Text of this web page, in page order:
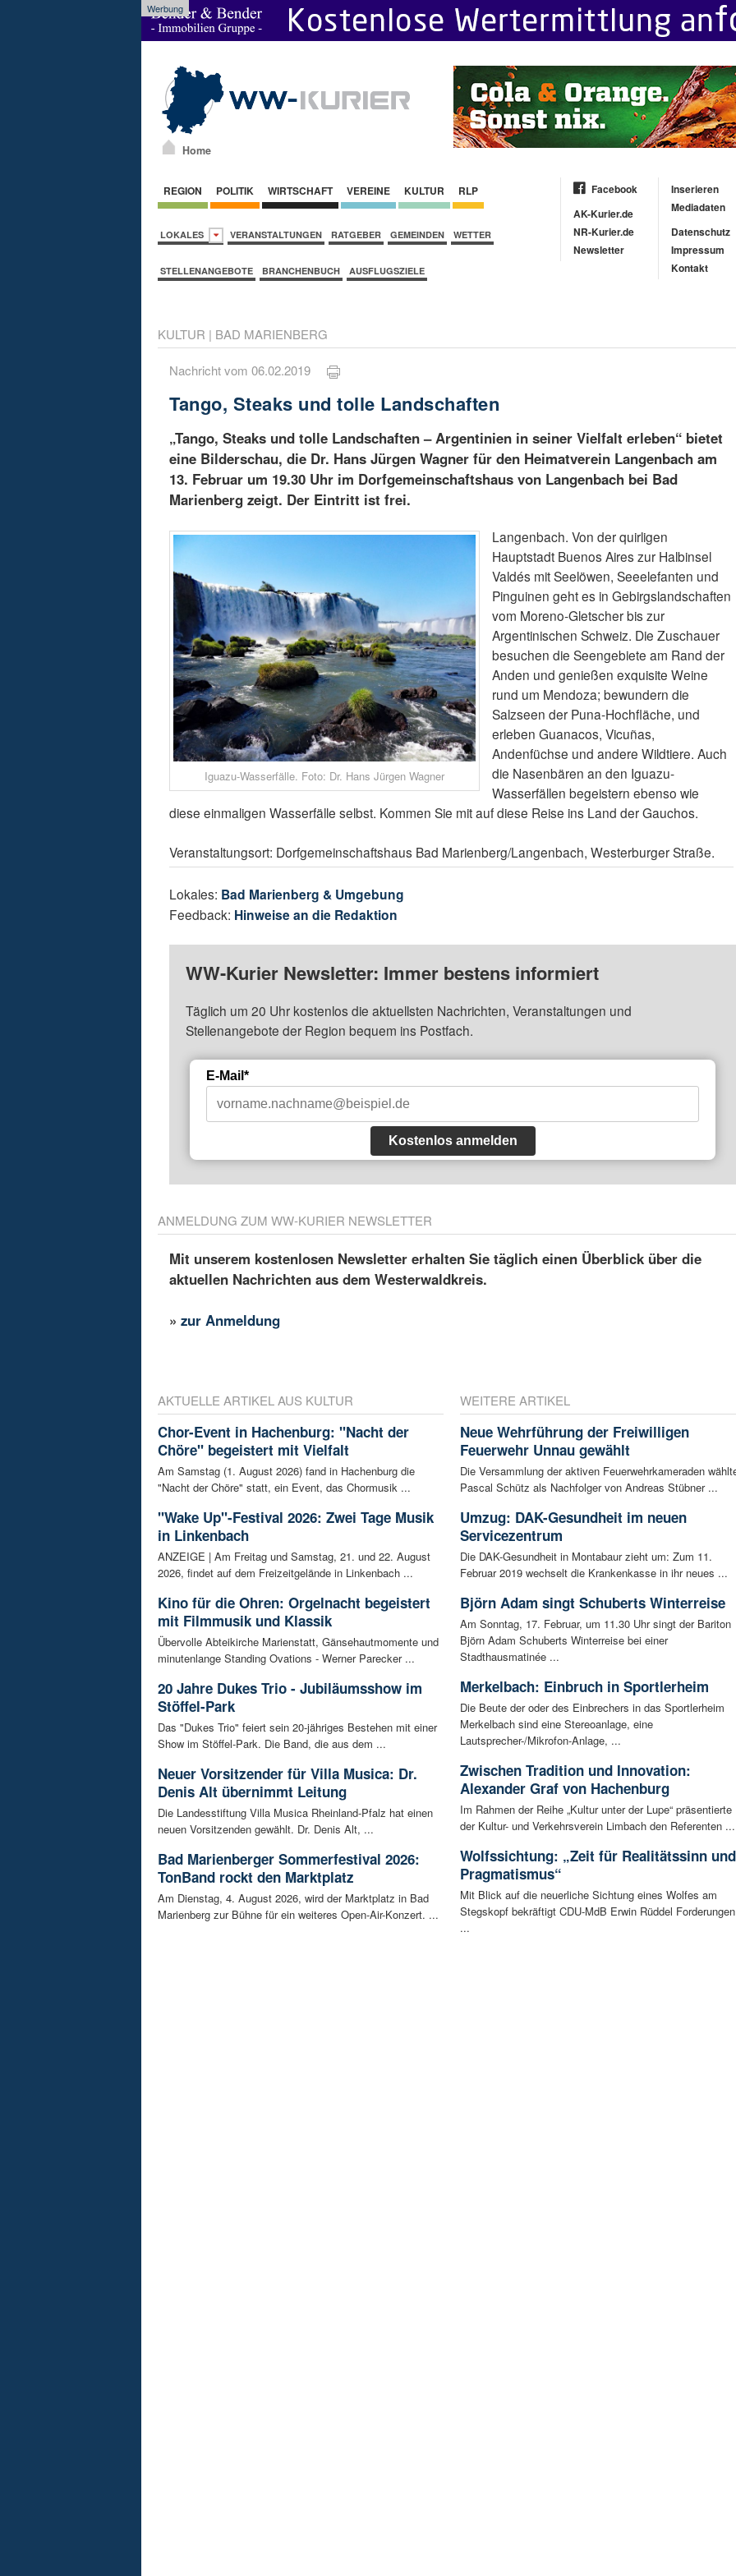
Werbung
Home
REGION POLITIK WIRTSCHAFT VEREINE KULTUR RLP
LOKALES VERANSTALTUNGEN RATGEBER GEMEINDEN WETTER
STELLENANGEBOTE BRANCHENBUCH AUSFLUGSZIELE
Facebook
AK-Kurier.de
NR-Kurier.de
Newsletter
Inserieren
Mediadaten
Datenschutz
Impressum
Kontakt
KULTUR | BAD MARIENBERG
Nachricht vom 06.02.2019
Tango, Steaks und tolle Landschaften
„Tango, Steaks und tolle Landschaften – Argentinien in seiner Vielfalt erleben“ bietet
eine Bilderschau, die Dr. Hans Jürgen Wagner für den Heimatverein Langenbach am
13. Februar um 19.30 Uhr im Dorfgemeinschaftshaus von Langenbach bei Bad
Marienberg zeigt. Der Eintritt ist frei.
Iguazu-Wasserfälle. Foto: Dr. Hans Jürgen Wagner
Langenbach. Von der quirligen
Hauptstadt Buenos Aires zur Halbinsel
Valdés mit Seelöwen, Seeelefanten und
Pinguinen geht es in Gebirgslandschaften
vom Moreno-Gletscher bis zur
Argentinischen Schweiz. Die Zuschauer
besuchen die Seengebiete am Rand der
Anden und genießen exquisite Weine
rund um Mendoza; bewundern die
Salzseen der Puna-Hochfläche, und
erleben Guanacos, Vicuñas,
Andenfüchse und andere Wildtiere. Auch
die Nasenbären an den Iguazu-
Wasserfällen begeistern ebenso wie
diese einmaligen Wasserfälle selbst. Kommen Sie mit auf diese Reise ins Land der Gauchos.
Veranstaltungsort: Dorfgemeinschaftshaus Bad Marienberg/Langenbach, Westerburger Straße.
Lokales: Bad Marienberg & Umgebung
Feedback: Hinweise an die Redaktion
WW-Kurier Newsletter: Immer bestens informiert
Täglich um 20 Uhr kostenlos die aktuellsten Nachrichten, Veranstaltungen und
Stellenangebote der Region bequem ins Postfach.
E-Mail*
Kostenlos anmelden
ANMELDUNG ZUM WW-KURIER NEWSLETTER
Mit unserem kostenlosen Newsletter erhalten Sie täglich einen Überblick über die
aktuellen Nachrichten aus dem Westerwaldkreis.
»zur Anmeldung
AKTUELLE ARTIKEL AUS KULTUR
Chor-Event in Hachenburg: "Nacht der
Chöre" begeistert mit Vielfalt
Am Samstag (1. August 2026) fand in Hachenburg die
"Nacht der Chöre" statt, ein Event, das Chormusik ...
"Wake Up"-Festival 2026: Zwei Tage Musik
in Linkenbach
ANZEIGE | Am Freitag und Samstag, 21. und 22. August
2026, findet auf dem Freizeitgelände in Linkenbach ...
Kino für die Ohren: Orgelnacht begeistert
mit Filmmusik und Klassik
Übervolle Abteikirche Marienstatt, Gänsehautmomente und
minutenlange Standing Ovations - Werner Parecker ...
20 Jahre Dukes Trio - Jubiläumsshow im
Stöffel-Park
Das "Dukes Trio" feiert sein 20-jähriges Bestehen mit einer
Show im Stöffel-Park. Die Band, die aus dem ...
Neuer Vorsitzender für Villa Musica: Dr.
Denis Alt übernimmt Leitung
Die Landesstiftung Villa Musica Rheinland-Pfalz hat einen
neuen Vorsitzenden gewählt. Dr. Denis Alt, ...
Bad Marienberger Sommerfestival 2026:
TonBand rockt den Marktplatz
Am Dienstag, 4. August 2026, wird der Marktplatz in Bad
Marienberg zur Bühne für ein weiteres Open-Air-Konzert. ...
WEITERE ARTIKEL
Neue Wehrführung der Freiwilligen
Feuerwehr Unnau gewählt
Die Versammlung der aktiven Feuerwehrkameraden
Pascal Schütz als Nachfolger von Andreas Stübner ...
Umzug: DAK-Gesundheit im neuen
Servicezentrum
Die DAK-Gesundheit in Montabaur zieht um: Zum 11.
Februar 2019 wechselt die Krankenkasse in ihr neues ...
Björn Adam singt Schuberts Winterreise
Am Sonntag, 17. Februar, um 11.30 Uhr singt der Bariton
Björn Adam Schuberts Winterreise bei einer
Stadthausmatinée ...
Merkelbach: Einbruch in Sportlerheim
Die Beute der oder des Einbrechers in das Sportlerheim
Merkelbach sind eine Stereoanlage, eine
Lautsprecher-/Mikrofon-Anlage, ...
Zwischen Tradition und Innovation:
Alexander Graf von Hachenburg
Im Rahmen der Reihe „Kultur unter der Lupe“ präsentierte
der Kultur- und Verkehrsverein Limbach den Referenten ...
Wolfssichtung: „Zeit für Realitätssinn und
Pragmatismus“
Mit Blick auf die neuerliche Sichtung eines Wolfes am
Stegskopf bekräftigt CDU-MdB Erwin Rüddel Forderungen
...